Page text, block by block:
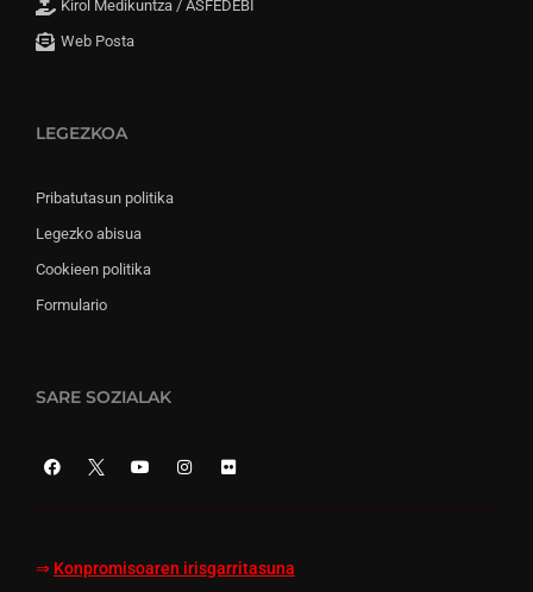
Kirol Medikuntza / ASFEDEBI
Web Posta
LEGEZKOA
Pribatutasun politika
Legezko abisua
Cookieen politika
Formulario
SARE SOZIALAK
⇒ Konpromisoaren irisgarritasuna